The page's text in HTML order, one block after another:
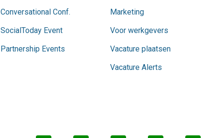
Conversational Conf.
SocialToday Event
Partnership Events
Marketing
Voor werkgevers
Vacature plaatsen
Vacature Alerts